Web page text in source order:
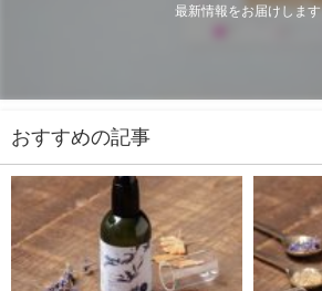
最新情報をお届けします
おすすめの記事